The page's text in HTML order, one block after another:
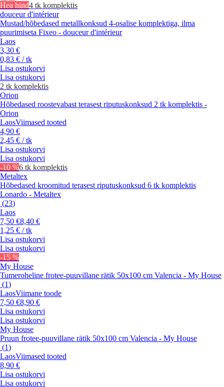
Hea hind4 tk komplektis
douceur d'intérieur
Mustad/hõbedased metallkonksud 4-osalise komplektiga, ilma
puurimiseta Fixeo - douceur d'intérieur
Laos
3,30 €
0,83 € / tk
Lisa ostukorvi
Lisa ostukorvi
2 tk komplektis
Orion
Hõbedased roostevabast terasest riputuskonksud 2 tk komplektis -
Orion
LaosViimased tooted
4,90 €
2,45 € / tk
Lisa ostukorvi
Lisa ostukorvi
-10 %6 tk komplektis
Metaltex
Hõbedased kroomitud terasest riputuskonksud 6 tk komplektis
Lonardo - Metaltex
(23)
Laos
7,50 €8,40 €
1,25 € / tk
Lisa ostukorvi
Lisa ostukorvi
-15 %
My House
Tumeroheline frotee-puuvillane rätik 50x100 cm Valencia - My House
(1)
LaosViimane toode
7,50 €8,90 €
Lisa ostukorvi
Lisa ostukorvi
My House
Pruun frotee-puuvillane rätik 50x100 cm Valencia - My House
(1)
LaosViimased tooted
8,90 €
Lisa ostukorvi
Lisa ostukorvi